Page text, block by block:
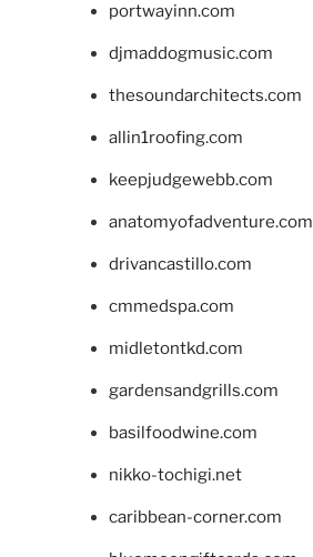
portwayinn.com
djmaddogmusic.com
thesoundarchitects.com
allin1roofing.com
keepjudgewebb.com
anatomyofadventure.com
drivancastillo.com
cmmedspa.com
midletontkd.com
gardensandgrills.com
basilfoodwine.com
nikko-tochigi.net
caribbean-corner.com